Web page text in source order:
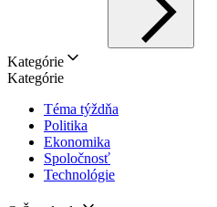
Kategórie
Kategórie
Téma týždňa
Politika
Ekonomika
Spoločnosť
Technológie